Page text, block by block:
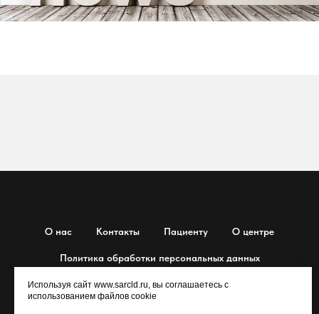
Используя сайт www.sarcld.ru, вы соглашаетесь с
использованием файлов cookie
О нас Контакты Пациенту О центре
Политика обработки персональных данных